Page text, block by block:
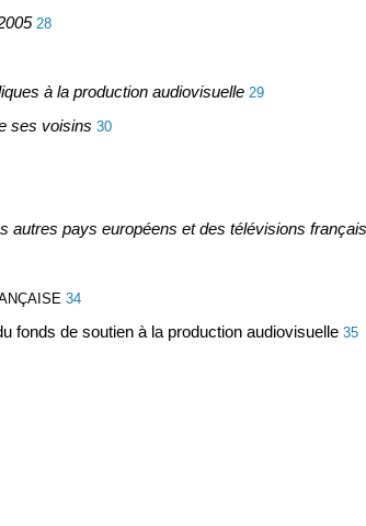
28
à la production audiovisuelle 29
ses voisins 30
autres pays européens et des télévisions
34
fonds de soutien à la production audiovisuelle 35